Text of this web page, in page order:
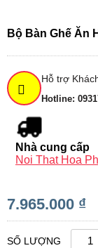
Bộ Bàn Ghế Ăn
Hỗ trợ
Hotline:
Nhà cung cấp
Noi That Hoa
7.965.000 ₫
SỐ LƯỢNG